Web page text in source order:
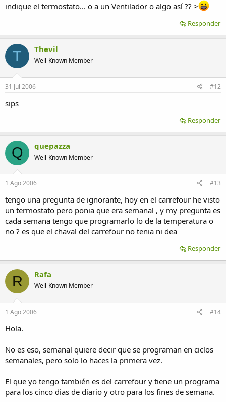
indique el termostato... o a un Ventilador o algo así ?? >
Responder
T Thevil
Well-Known Member
31 Jul 2006 #12
sips
Responder
Q quepazza
Well-Known Member
1 Ago 2006 #13
tengo una pregunta de ignorante, hoy en el carrefour he visto
un termostato pero ponia que era semanal , y my pregunta es
cada semana tengo que programarlo lo de la temperatura o
no ? es que el chaval del carrefour no tenia ni dea
Responder
R Rafa
Well-Known Member
1 Ago 2006 #14
Hola.
No es eso, semanal quiere decir que se programan en ciclos
semanales, pero solo lo haces la primera vez.
El que yo tengo también es del carrefour y tiene un programa
para los cinco dias de diario y otro para los fines de semana.